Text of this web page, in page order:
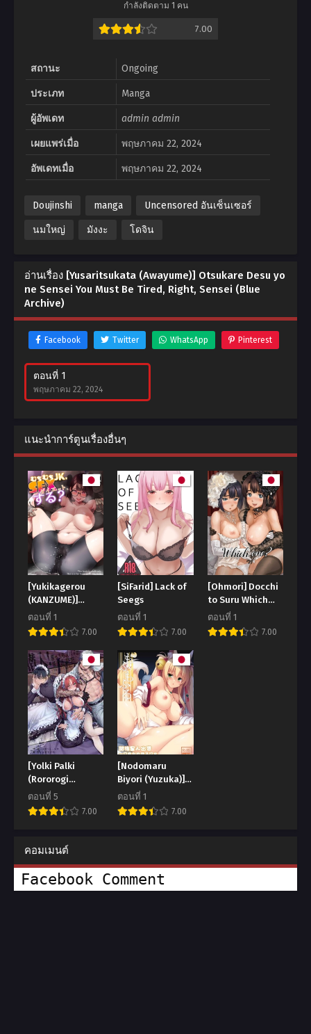
กำลังติดตาม 1 คน
7.00
สถานะ Ongoing
ประเภท Manga
ผู้อัพเดท admin admin
เผยแพร่เมื่อ พฤษภาคม 22, 2024
อัพเดทเมื่อ พฤษภาคม 22, 2024
Doujinshi manga Uncensored อันเซ็นเซอร์
นมใหญ่ มังงะ โดจิน
อ่านเรื่อง [Yusaritsukata (Awayume)] Otsukare Desu yo
ne Sensei You Must Be Tired, Right, Sensei (Blue
Archive)
Facebook Twitter WhatsApp Pinterest
ตอนที่ 1
พฤษภาคม 22, 2024
แนะนำการ์ตูนเรื่องอื่นๆ
[Yukikagerou
(KANZUME)]
Muchimuchi JK to
SEX Diet, Suru
Chubby JK tries a
SEX Diet (Seto
Miyako)
ตอนที่ 1
7.00
[SiFarid] Lack of
Seegs
ตอนที่ 1
7.00
[Ohmori] Docchi
to Suru Which
One
ตอนที่ 1
7.00
[Yolki Palki
(Rororogi
Mogera)]
Sennyuu!
Gakeppuchi Spy
Shakkinhensai
to Oni Joushi~
ตอนที่ 5
7.00
[Nodomaru
Biyori (Yuzuka)]
Motto
Mofumofuru
(Motto
ตอนที่ 1
7.00
คอมเมนต์
Facebook Comment